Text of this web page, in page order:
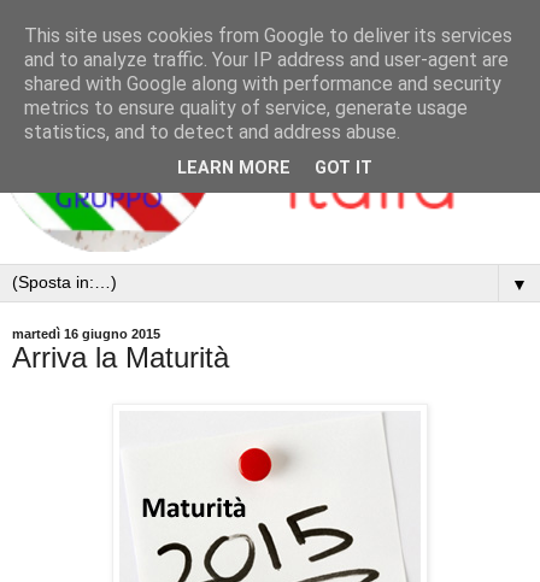
▼
martedì 16 giugno 2015
Arriva la Maturità
This site uses cookies from Google to deliver its services
and to analyze traffic. Your IP address and user-agent are
shared with Google along with performance and security
metrics to ensure quality of service, generate usage
statistics, and to detect and address abuse.
LEARN MORE GOT IT